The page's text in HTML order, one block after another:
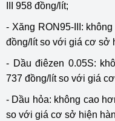
III 958 đồng/lít;
- Xăng RON95-III:
đồng/lít so với giá cơ sở
- Dầu điêzen 0.05S:
737 đồng/lít so với giá
- Dầu hỏa: không cao
so với giá cơ sở hiện